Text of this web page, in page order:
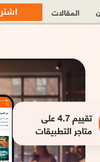
المقالات